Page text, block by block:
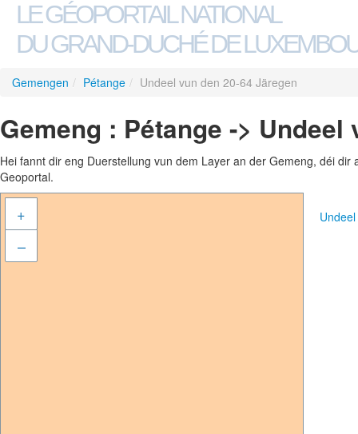
LE GÉOPORTAIL NATIONAL
DU GRAND-DUCHÉ DE
Gemengen / Pétange / Undeel vun den 20-64 Järegen
Gemeng : Pétange ->
Hei fannt dir eng Duerstellung vun dem Layer an der Gemeng, déi
Geoportal.
+
–